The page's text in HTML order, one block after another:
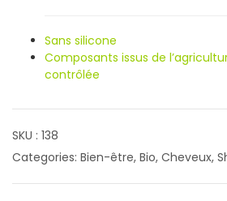
Sans silicone
Composants issus de
contrôlée
SKU : 138
Categories: Bien-être, Bio, Cheveux,